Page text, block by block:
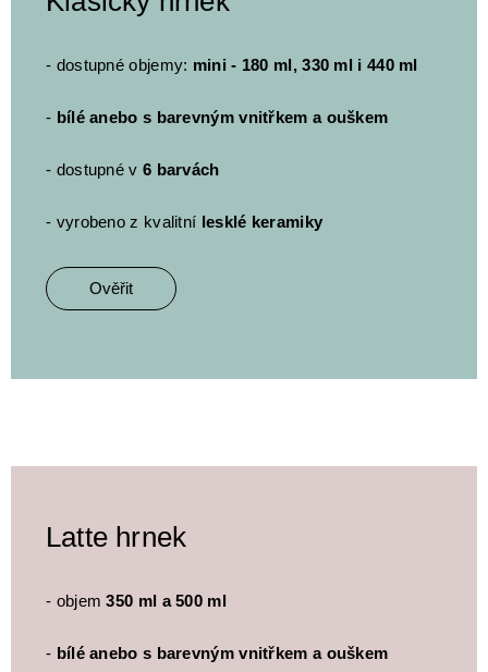
- dostupné objemy: mini - 180 ml, 330 ml i 440 ml
- bílé anebo s barevným vnitřkem a ouškem
- dostupné v 6 barvách
- vyrobeno z kvalitní lesklé keramiky
Ověřit
Latte hrnek
- objem350 ml a 500 ml
- bílé anebo s barevným vnitřkem a ouškem